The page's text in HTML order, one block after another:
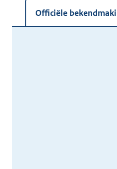
Officiële